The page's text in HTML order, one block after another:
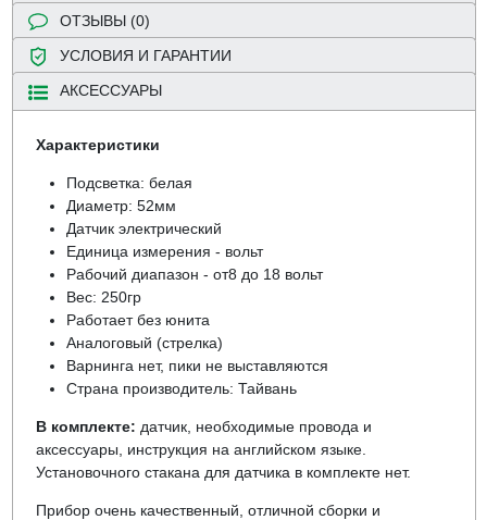
ОТЗЫВЫ (0)
УСЛОВИЯ И ГАРАНТИИ
АКСЕССУАРЫ
Характеристики
Подсветка: белая
Диаметр: 52мм
Датчик электрический
Единица измерения - вольт
Рабочий диапазон - от8 до 18 вольт
Вес: 250гр
Работает без юнита
Аналоговый (стрелка)
Варнинга нет, пики не выставляются
Страна производитель: Тайвань
В комплекте: датчик, необходимые провода и
аксессуары, инструкция на английском языке.
Установочного стакана для датчика в комплекте нет.
Прибор очень качественный, отличной сборки и